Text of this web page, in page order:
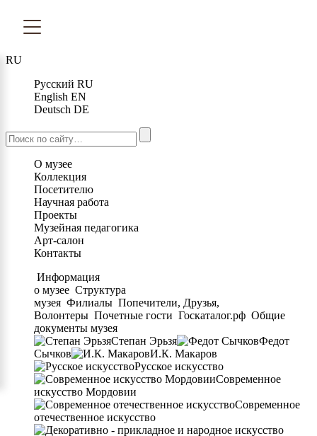
RU
Русский RU
English EN
Deutsch DE
О музее
Коллекция
Посетителю
Научная работа
Проекты
Музейная педагогика
Арт-салон
Контакты
Информация
о музее Структура
музея Филиалы Попечители, Друзья,
Волонтеры Почетные гости Госкаталог.рф Общие
документы музея
Степан Эрьзя
Федот
Сычков
И.К. Макаров
Русское искусство
Современное
искусство Мордовии
Современное
отечественное искусство